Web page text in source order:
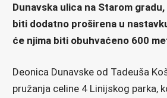
Dunavska ulica na Starom
biti dodatno proširena u
će njima biti obuhvaćeno 600
Deonica Dunavske od Tadeuša
pružanja celine 4 Linijskog parka,